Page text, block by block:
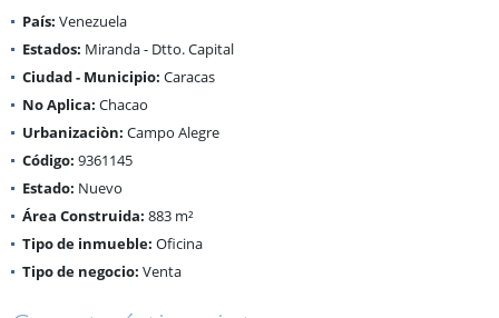
País: Venezuela
Estados: Miranda - Dtto. Capital
Ciudad - Municipio: Caracas
No Aplica: Chacao
Urbanizaciòn: Campo Alegre
Código: 9361145
Estado: Nuevo
Área Construida: 883 m²
Tipo de inmueble: Oficina
Tipo de negocio: Venta